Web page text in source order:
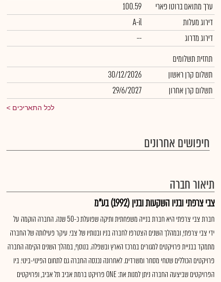
ערך מתואם ברוטו פארי
100.59
דירוג מעלות
A-il
דירוג מדרוג
--
תחזית תשלומים
תשלום קרן ראשון
30/12/2026
תשלום קרן אחרון
29/6/2027
לכל התאריכים
חיפושים אחרונים
תיאור חברה
צבי צרפתי ובניו השקעות ובנין (1992) בע"מ
חברת צבי צרפתי היא חברת בנייה משפחתית ותיקה שפועלת כ-50 שנה. החברה הוקמה על
ידי צבי צרפתי, ובמהלך השנים הצטרפו לחברה בניו ובנותיו של צבי. עיקר פעילותה של החברה
מתמקד בבניית פרויקטים למגורים במרכז הארץ ובשפלה. בנוסף, במהלך השנים הקימה החברה
פרויקטים הכוללים שטחי מסחר ומשרדים. לאחרונה נכנסה החברה גם לתחום הפינוי-בינוי. ביו
הפרויקטים שביצעה החברה ניתן למנות את: ONE פרויקט ברמת אביב תל אביב, ופרויקטים